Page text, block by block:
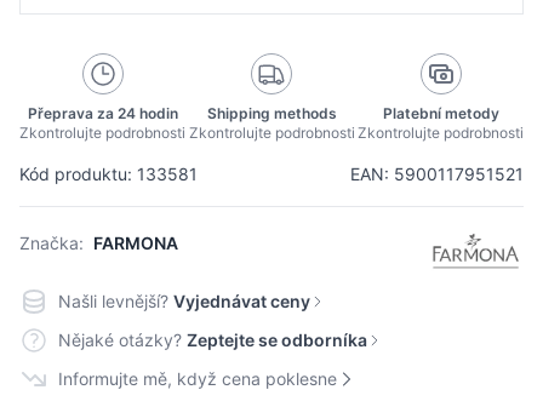
Kód produktu: 133581 EAN: 5900117951521
Značka: FARMONA
Přeprava za 24 hodin
Zkontrolujte podrobnosti
Shipping methods
Zkontrolujte podrobnosti
Platební metody
Zkontrolujte podrobnosti
Našli levnější? Vyjednávat ceny
Nějaké otázky? Zeptejte se odborníka
Informujte mě, když cena poklesne